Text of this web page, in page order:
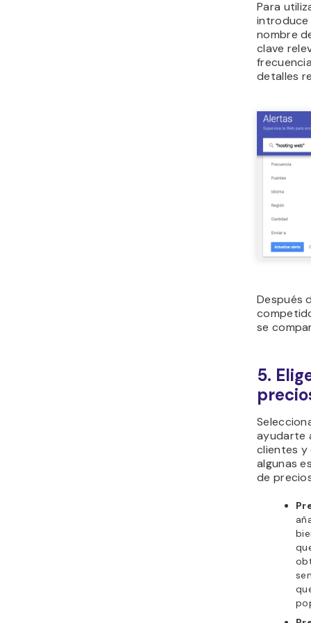
Para
introduce
nombre
clave
detalles
Después
se
5.
ayudarte
clientes y
algunas
de